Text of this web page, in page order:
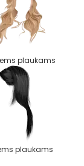
plaukams
plaukams